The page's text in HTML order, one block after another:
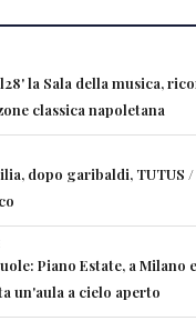
la Sala della musica,
classica napoletana
dopo garibaldi, TUTUS /
Piano Estate, a Milano
un'aula a cielo aperto